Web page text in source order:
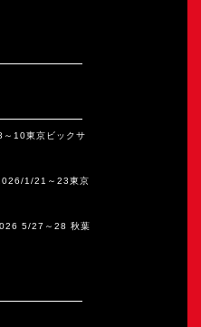
10東京ビックサ
1/21～23東京
5/27～28 秋葉